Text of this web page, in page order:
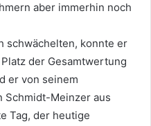
aber immerhin noch
schwächelten, konnte er
der Gesamtwertung
er von seinem
Schmidt-Meinzer aus
Tag, der heutige